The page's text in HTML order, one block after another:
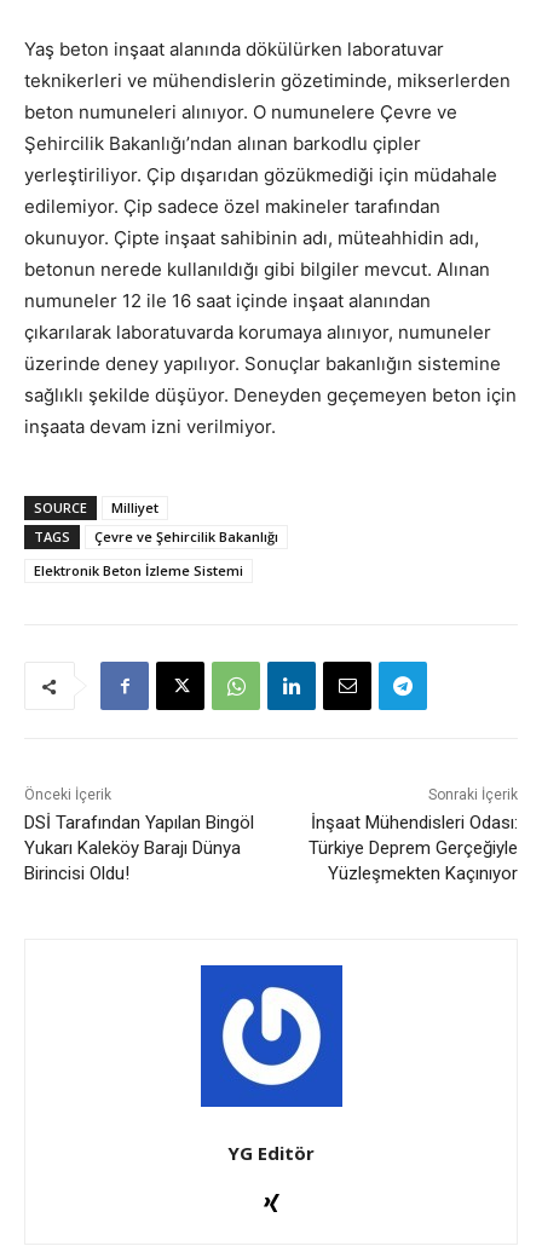
Yaş beton inşaat alanında dökülürken laboratuvar
teknikerleri ve mühendislerin gözetiminde, mikserlerden
beton numuneleri alınıyor. O numunelere Çevre ve
Şehircilik Bakanlığı’ndan alınan barkodlu çipler
yerleştiriliyor. Çip dışarıdan gözükmediği için müdahale
edilemiyor. Çip sadece özel makineler tarafından
okunuyor. Çipte inşaat sahibinin adı, müteahhidin adı,
betonun nerede kullanıldığı gibi bilgiler mevcut. Alınan
numuneler 12 ile 16 saat içinde inşaat alanından
çıkarılarak laboratuvarda korumaya alınıyor, numuneler
üzerinde deney yapılıyor. Sonuçlar bakanlığın sistemine
sağlıklı şekilde düşüyor. Deneyden geçemeyen beton için
inşaata devam izni verilmiyor.
SOURCE
Milliyet
TAGS
Çevre ve Şehircilik Bakanlığı
Elektronik Beton İzleme Sistemi
Önceki İçerik
DSİ Tarafından Yapılan Bingöl
Yukarı Kaleköy Barajı Dünya
Birincisi Oldu!
Sonraki İçerik
İnşaat Mühendisleri Odası:
Türkiye Deprem Gerçeğiyle
Yüzleşmekten Kaçınıyor
YG Editör